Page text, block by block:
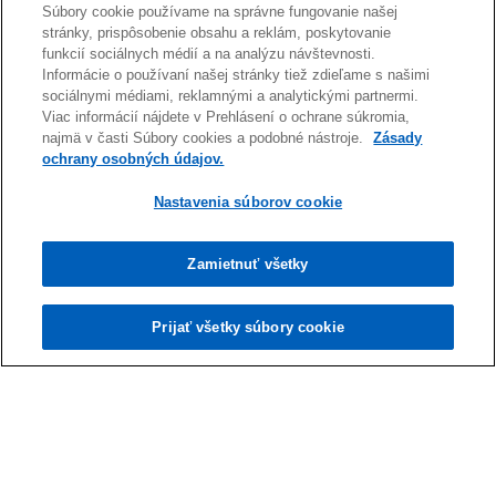
V zákazníckej skúsenosti sa podľa rebríčka
KPMG Customer Experience Excellence (CEE) v
minulom roku zlepšili až tri štvrtiny značiek na
Slovensku
Prečítať viac
Súbory cookie používame na správne fungovanie našej
stránky, prispôsobenie obsahu a reklám, poskytovanie
funkcií sociálnych médií a na analýzu návštevnosti.
Informácie o používaní našej stránky tiež zdieľame s našimi
sociálnymi médiami, reklamnými a analytickými partnermi.
Viac informácií nájdete v Prehlásení o ochrane súkromia,
najmä v časti Súbory cookies a podobné nástroje.
Zásady
ochrany osobných údajov.
Nastavenia súborov cookie
Zamietnuť všetky
Prijať všetky súbory cookie